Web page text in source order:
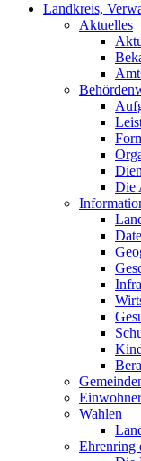
Landkreis,
Aktuelles
Die
Wahlen
Ehrenring